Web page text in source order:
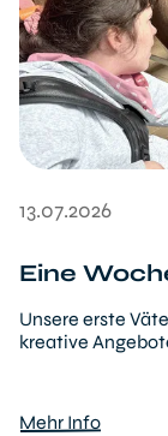
13.07.2026
Eine
Unsere erste
kreative
Mehr Info